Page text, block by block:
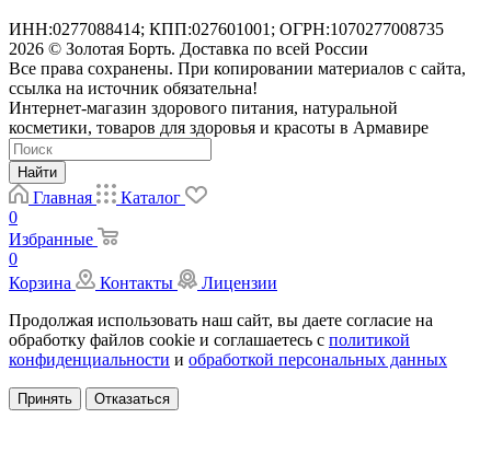
ИНН:0277088414; КПП:027601001; ОГРН:1070277008735
2026 © Золотая Борть. Доставка по всей России
Все права сохранены. При копировании материалов с сайта,
ссылка на источник обязательна!
Интернет-магазин здорового питания, натуральной
косметики, товаров для здоровья и красоты в Армавире
Найти
Главная
Каталог
0
Избранные
0
Корзина
Контакты
Лицензии
Продолжая использовать наш сайт, вы даете согласие на
обработку файлов cookie и соглашаетесь с политикой
конфиденциальности и обработкой персональных данных
Принять Отказаться